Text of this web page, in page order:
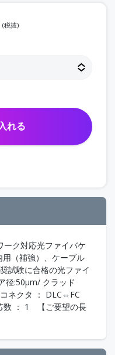
(税抜)
れる
ーク対応光ファイバケ
（補強）、ケーブル
試験に合格の光ファイ
:50μm/ クラッド
ネクタ ： DLC⇔FC
数 ： 1 【ご要望の長